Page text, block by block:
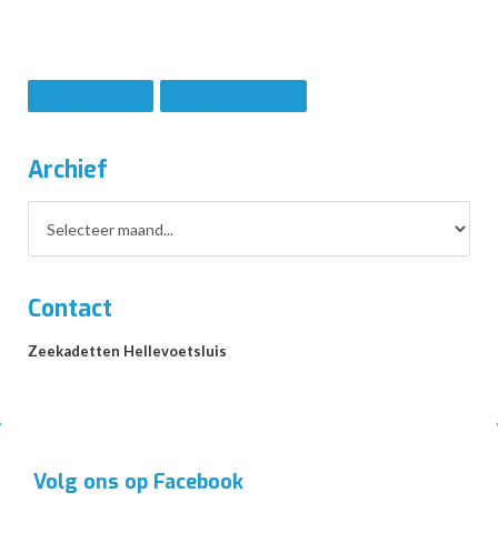
Archief
Contact
Zeekadetten Hellevoetsluis
Volg ons op Facebook